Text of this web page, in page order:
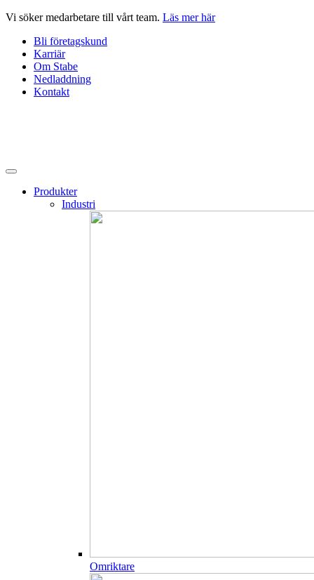
Hoppa
innehåll
Vi söker medarbetare till vårt team. Läs mer här
Bli företagskund
Karriär
Om Stabe
Nedladdning
Kontakt
Produkter
Industri
Omriktare